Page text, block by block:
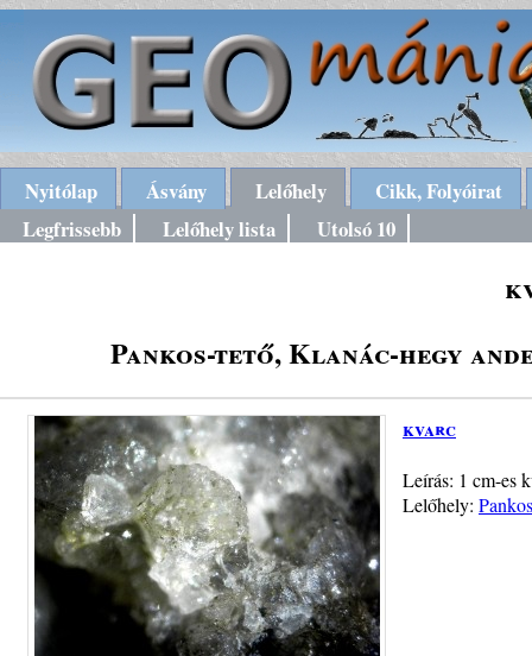
Nyitólap Ásvány Lelőhely
Cikk, Folyóirat
Legfrissebb
Lelőhely lista Utolsó 10
Pankos-tető, Klanác-hegy
kvarc
Leírás: 1 cm-es
Lelőhely: